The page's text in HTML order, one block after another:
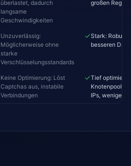
überlastet, dadurch
langsame
Geschwindigkeiten
großen
Unzuverlässig:
Möglicherweise ohne
starke
Verschlüsselungsstandards
Stark:
besseren
Keine Optimierung: Löst
Captchas aus, instabile
Verbindungen
Tief optimiert:
Knotenpool,
IPs, weniger